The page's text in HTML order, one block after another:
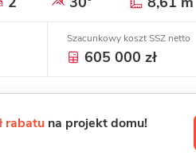
Szacunkowy koszt SSZ netto
605 000 zł
rabatu na projekt domu!